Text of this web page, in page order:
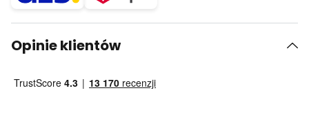
Opinie klientów